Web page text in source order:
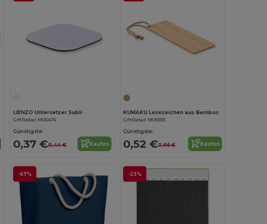
LIENZO Untersetzer Subli
GiftRetail MO6474
Günstigste:
0,37 €0,44 € Kaufen
KUMAKU Lesezeichen aus Bambus
GiftRetail MO6593
Günstigste:
0,52 €0,66 € Kaufen
-67% -23%